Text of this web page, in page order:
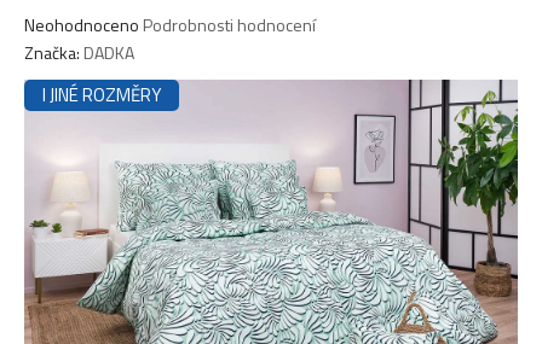
Průměrné
hodnocení
produktu
je
hvězdiček.
Neohodnoceno Podrobnosti hodnocení
Značka: DADKA
I JINÉ ROZMĚRY